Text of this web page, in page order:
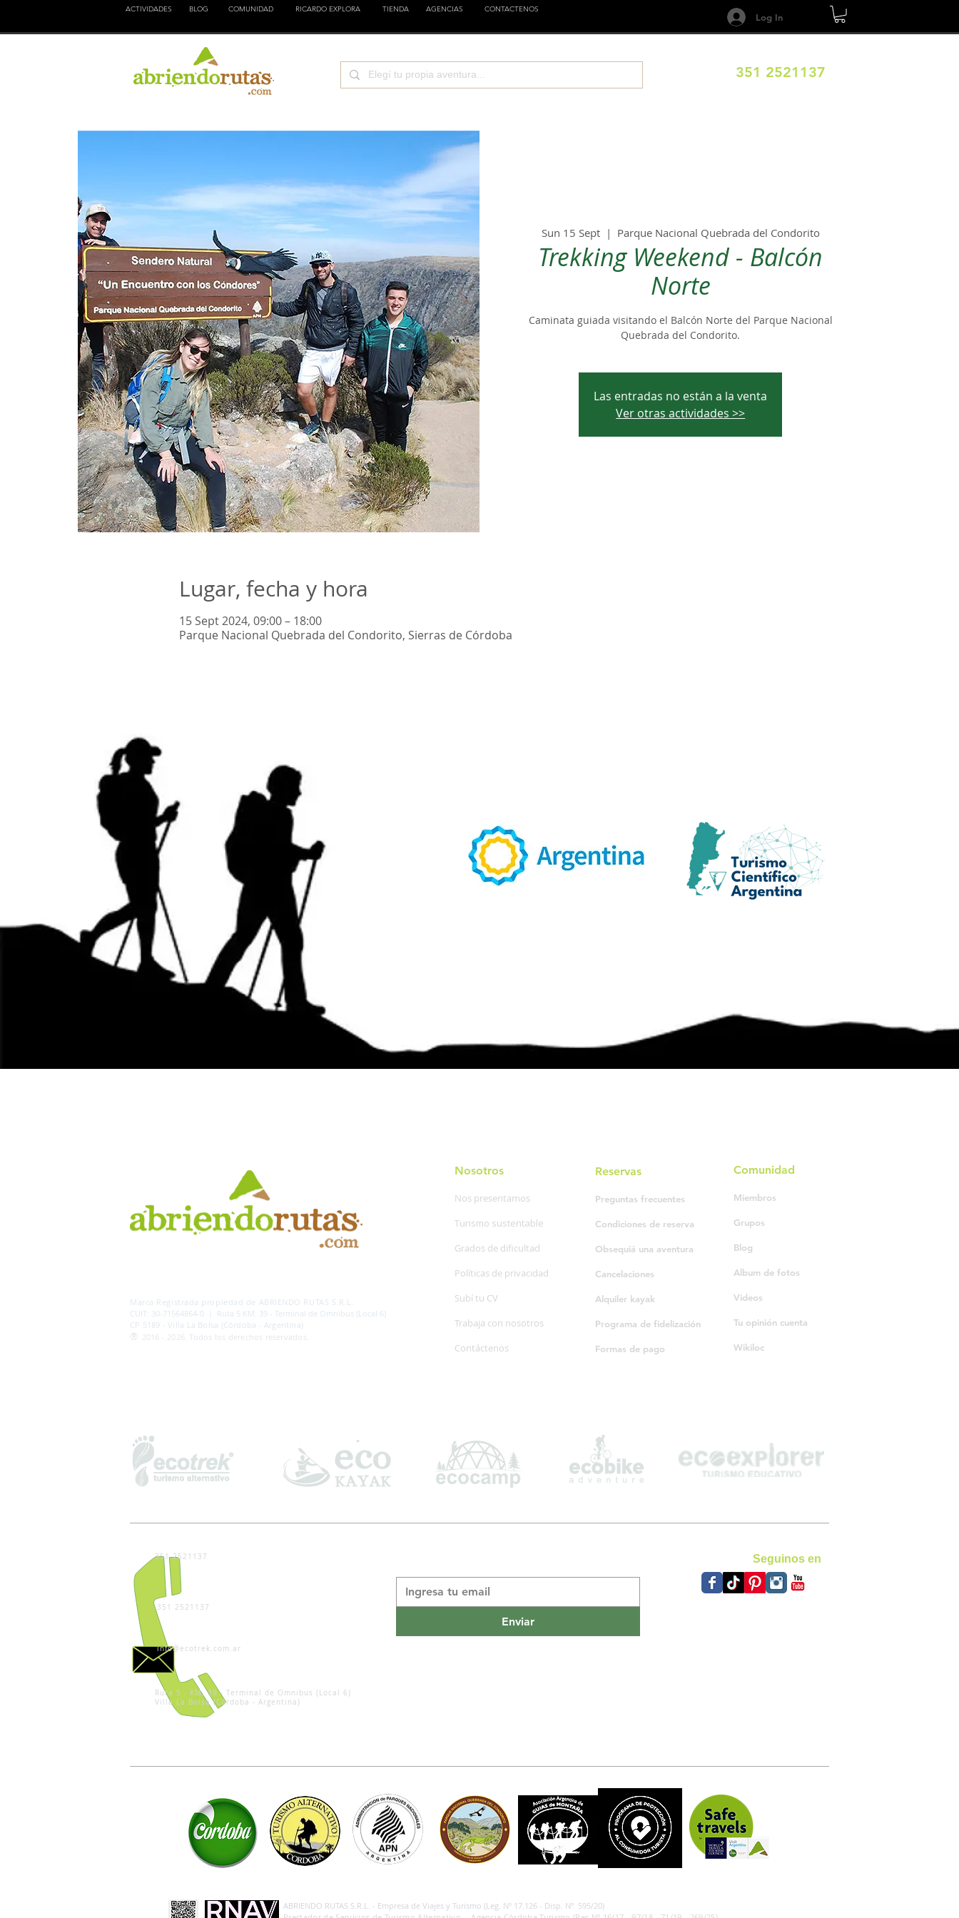
ACTIVIDADES BLOG COMUNIDAD RICARDO EXPLORA TIENDA AGENCIAS CONTACTENOS
Log In
351 2521137
Sun 15 Sept
  |
Parque Nacional Quebrada del Condorito
Trekking Weekend - Balcón
Norte
Caminata guiada visitando el Balcón Norte del Parque Nacional
Quebrada del Condorito.
Las entradas no están a la venta
Ver otras actividades >>
Lugar, fecha y hora
15 Sept 2024, 09:00 – 18:00
Parque Nacional Quebrada del Condorito, Sierras de Córdoba
Marca Registrada propiedad de ABRIENDO RUTAS S.R.L.
CUIT: 30-71564864-0 | Ruta 5 KM. 39 - Terminal de Omnibus (Local 6)
CP 5189 - Villa La Bolsa (Córdoba - Argentina)
® 2016 - 2026. Todos los derechos reservados.
Nosotros
Nos presentamos
Turismo sustentable
Grados de dificultad
Políticas de privacidad
Subí tu CV
Trabaja con nosotros
Contáctenos
Reservas
Preguntas frecuentes
Condiciones de reserva
Obsequiá una aventura
Cancelaciones
Alquiler kayak
Programa de fidelización
Formas de pago
Comunidad
Miembros
Grupos
Blog
Album de fotos
Videos
Tu opinión cuenta
Wikiloc
Seguinos en
351 2521137
351 2521137
info@ecotrek.com.ar
Ruta 5 - KM. 39 - Terminal de Omnibus (Local 6)
Villa La Bolsa (Córdoba - Argentina)
Enviar
ABRIENDO RUTAS S.R.L. - Empresa de Viajes y Turismo (Leg. Nº 17.126 - Disp. Nº 595/20)